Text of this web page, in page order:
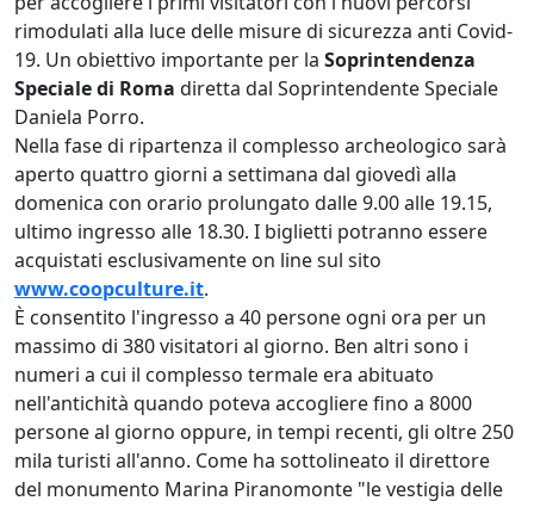
rimodulati alla luce delle misure di sicurezza anti Covid-
19. Un obiettivo importante per la Soprintendenza
Speciale di Roma diretta dal Soprintendente Speciale
Daniela Porro.
Nella fase di ripartenza il complesso archeologico sarà
aperto quattro giorni a settimana dal giovedì alla
domenica con orario prolungato dalle 9.00 alle 19.15,
ultimo ingresso alle 18.30. I biglietti potranno essere
acquistati esclusivamente on line sul sito
www.coopculture.it.
È consentito l'ingresso a 40 persone ogni ora per un
massimo di 380 visitatori al giorno. Ben altri sono i
numeri a cui il complesso termale era abituato
nell'antichità quando poteva accogliere fino a 8000
persone al giorno oppure, in tempi recenti, gli oltre 250
mila turisti all'anno. Come ha sottolineato il direttore
del monumento Marina Piranomonte "le vestigia delle